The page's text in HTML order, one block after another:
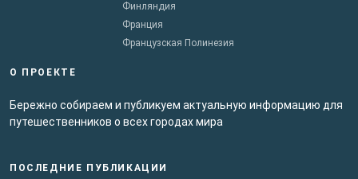
Финляндия
Франция
Французская Полинезия
О ПРОЕКТЕ
Бережно собираем и публикуем актуальную информацию для
путешественников о всех городах мира
ПОСЛЕДНИЕ ПУБЛИКАЦИИ